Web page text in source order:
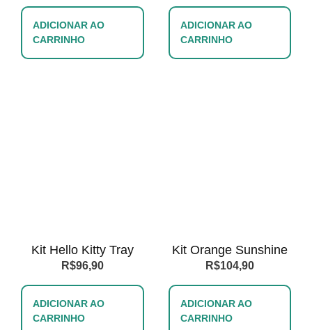
ADICIONAR AO
CARRINHO
ADICIONAR AO
CARRINHO
Kit Hello Kitty Tray
R$96,90
ADICIONAR AO
CARRINHO
Kit Orange Sunshine
R$104,90
ADICIONAR AO
CARRINHO